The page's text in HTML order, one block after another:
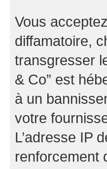
Vous
diffamatoire,
transgresser
& Co” est
à un
votre
L’adresse IP
renforcement